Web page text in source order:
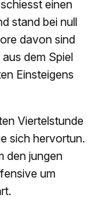
einen
stand bei null
davon sind
dem Spiel
Einsteigens
Viertelstunde
sich hervortun.
den jungen
um